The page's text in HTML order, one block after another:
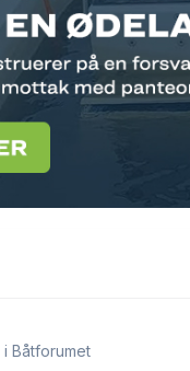
i Båtforumet